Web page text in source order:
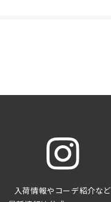
入荷情報やコーデ紹介など